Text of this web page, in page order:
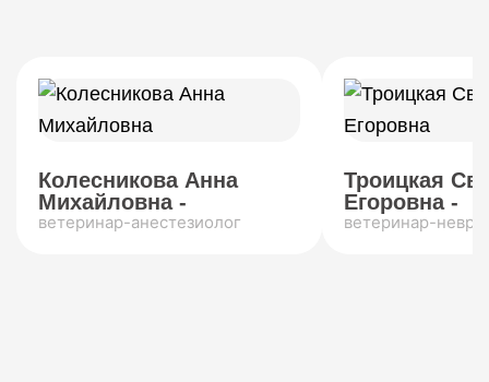
Колесникова Анна
Михайловна -
ветеринар-анестезиолог
Троицкая
Егоровна -
ветеринар-